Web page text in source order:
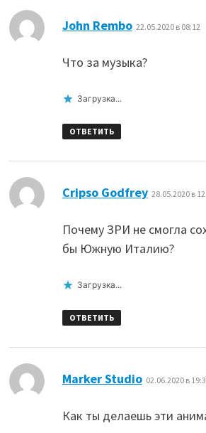
John Rembo: 22.05.2020 в 08:12
Что за музыка?
Загрузка...
ОТВЕТИТЬ
Cripso Godfrey: 28.05.2020 в
Почему ЗРИ не смогла
бы Южную Италию?
Загрузка...
ОТВЕТИТЬ
Marker Studio: 02.06.2020 в
Как ты делаешь эти